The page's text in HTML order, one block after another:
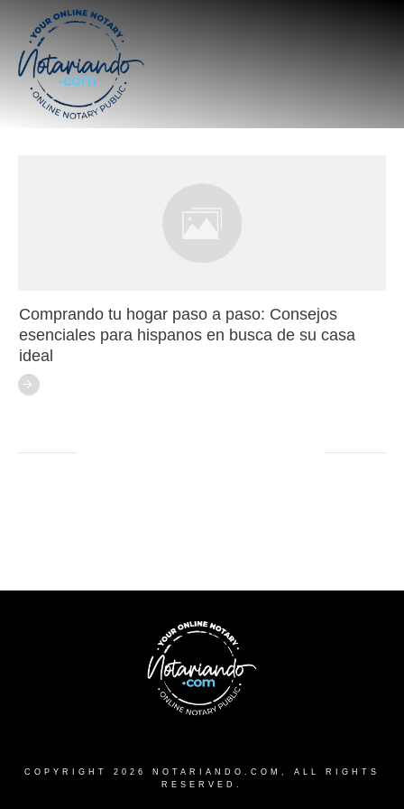
Comprando tu hogar paso a paso: Consejos
esenciales para hispanos en busca de su casa
ideal
COPYRIGHT 2026 NOTARIANDO.COM , ALL RIGHTS
RESERVED.